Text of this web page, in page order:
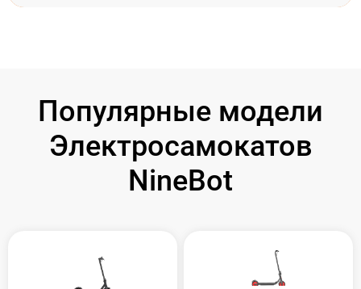
Популярные модели
Электросамокатов
NineBot